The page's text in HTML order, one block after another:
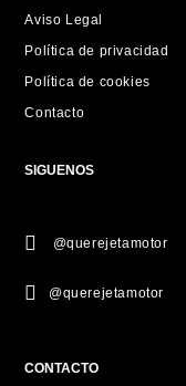
Aviso Legal
Política de privacidad
Política de cookies
Contacto
SIGUENOS
@querejetamotor
@querejetamotor
CONTACTO